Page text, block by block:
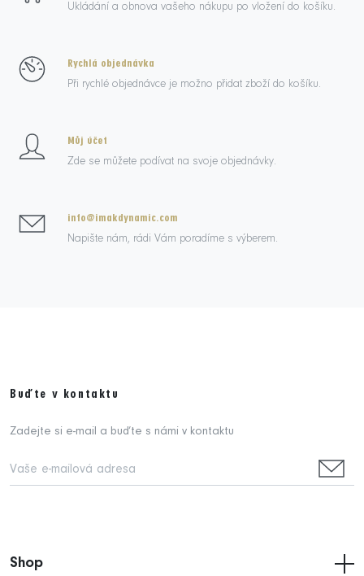
Ukládání a obnova vašeho nákupu po vložení do košíku.
Rychlá objednávka
Při rychlé objednávce je možno přidat zboží do košíku.
Můj účet
Zde se můžete podívat na svoje objednávky.
info@imakdynamic.com
Napište nám, rádi Vám poradíme s výberem.
Buďte v kontaktu
Zadejte si e-mail a buďte s námi v kontaktu
Shop